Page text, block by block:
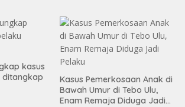
kasus
ditangkap
Kasus Pemerkosaan Anak di
Bawah Umur di Tebo Ulu,
Enam Remaja Diduga Jadi